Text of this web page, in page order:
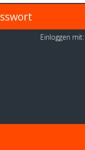
Einloggen